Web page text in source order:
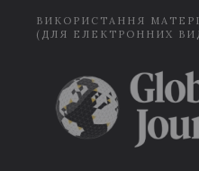
ВИКОРИСТАННЯ
(ДЛЯ ЕЛЕКТРОННИХ